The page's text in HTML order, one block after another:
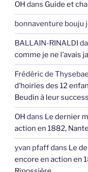
OH dans Guide et
bonnaventure bouju
BALLAIN-RINALDI
comme je ne l’avais
Frédéric de
d’hoiries des 12
Beudin à leur
OH dans Le dernier
action en 1882,
yvan pfaffdans Le
encore en action en